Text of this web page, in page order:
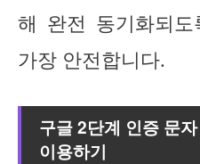
해 완전 동기화되
가장 안전합니다.
구글 2단계 인증 문
이용하기